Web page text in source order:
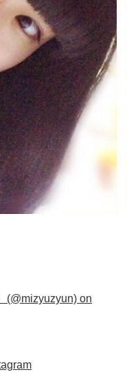
(@mizyuzyun) on